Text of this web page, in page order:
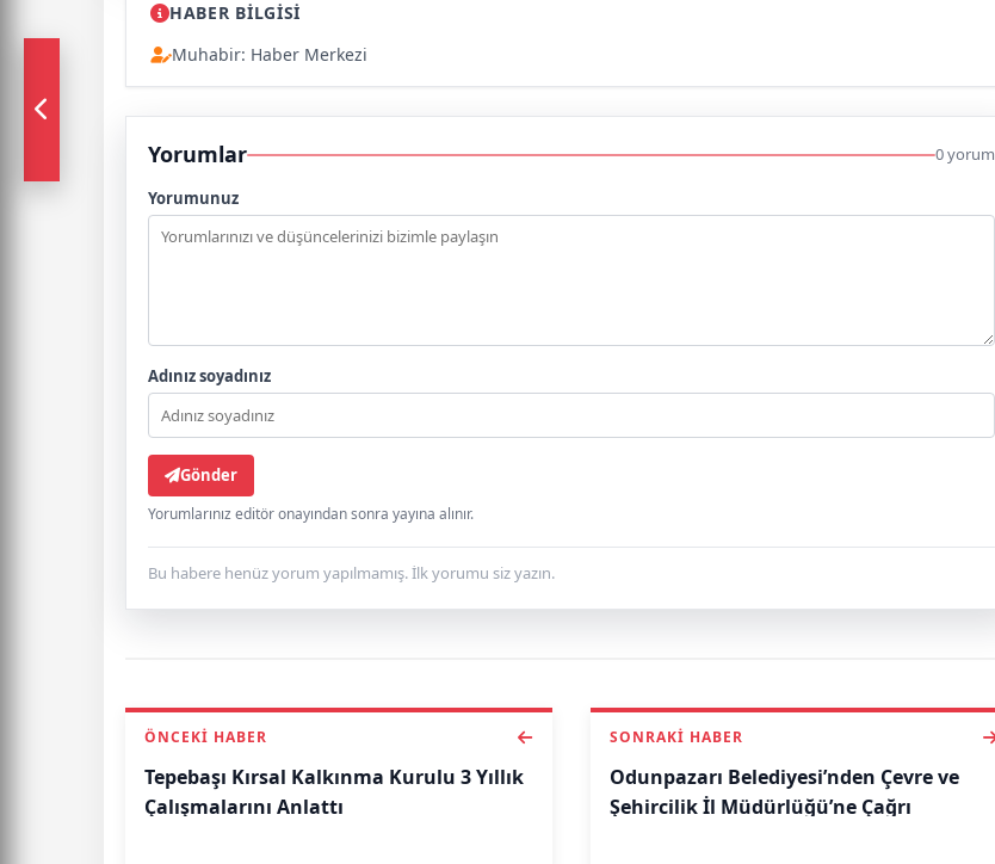
HABER BİLGİSİ
Muhabir: Haber Merkezi
Yorumlar 0 yorum
Yorumunuz
Adınız soyadınız
Gönder
Yorumlarınız editör onayından sonra yayına alınır.
Bu habere henüz yorum yapılmamış. İlk yorumu siz yazın.
ÖNCEKI HABER
Tepebaşı Kırsal Kalkınma Kurulu 3 Yıllık
Çalışmalarını Anlattı
SONRAKI HABER
Odunpazarı Belediyesi’nden Çevre ve
Şehircilik İl Müdürlüğü’ne Çağrı